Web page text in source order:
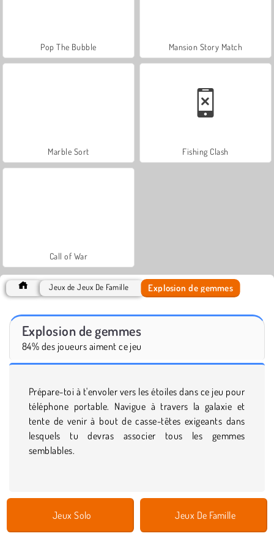
Pop The Bubble Mansion Story Match
Marble Sort Fishing Clash
Call of War
Jeux de Jeux De Famille Explosion de gemmes
Explosion de gemmes
84% des joueurs aiment ce jeu
Prépare-toi à t'envoler vers les étoiles dans ce jeu pour
téléphone portable. Navigue à travers la galaxie et
tente de venir à bout de casse-têtes exigeants dans
lesquels tu devras associer tous les gemmes
semblables.
Jeux Solo Jeux De Famille